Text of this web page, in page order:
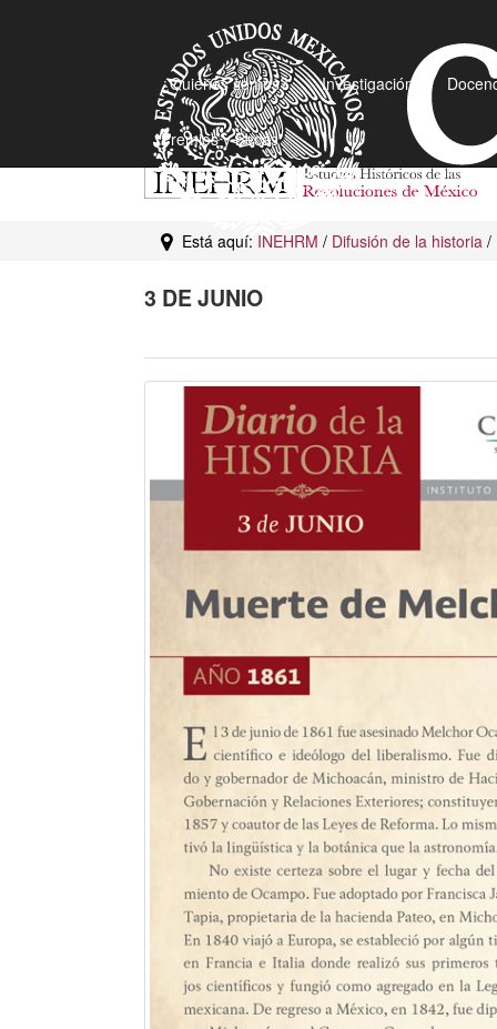
¿Quiénes somos? Investigación
Premios y Becas
Está aquí: INEHRM / Difusión de la historia /
3 DE JUNIO